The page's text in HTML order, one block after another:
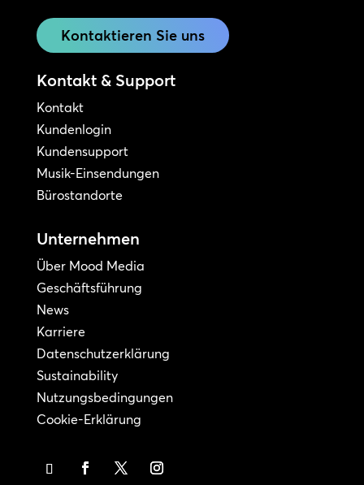
Kontaktieren Sie uns
Kontakt & Support
Kontakt
Kundenlogin
Kundensupport
Musik-Einsendungen
Bürostandorte
Unternehmen
Über Mood Media
Geschäftsführung
News
Karriere
Datenschutzerklärung
Sustainability
Nutzungsbedingungen
Cookie-Erklärung